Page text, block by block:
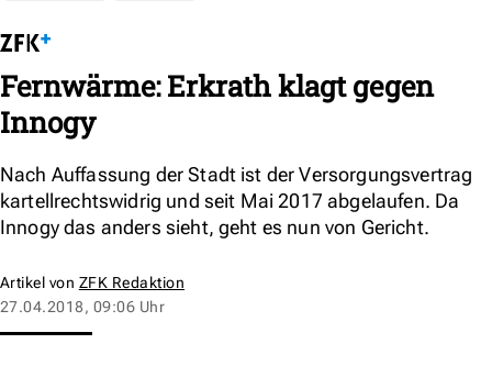
Fernwärme: Erkrath klagt gegen
Innogy
Nach Auffassung der Stadt ist der Versorgungsvertrag
kartellrechtswidrig und seit Mai 2017 abgelaufen. Da
Innogy das anders sieht, geht es nun von Gericht.
Artikel von ZFK Redaktion
27.04.2018, 09:06 Uhr